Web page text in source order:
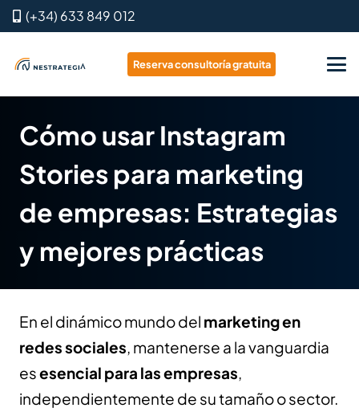
(+34) 633 849 012
Reserva consultoría gratuita
Cómo usar Instagram
Stories para marketing
de empresas: Estrategias
y mejores prácticas
En el dinámico mundo del marketing en
redes sociales, mantenerse a la vanguardia
esesencial para las empresas,
independientemente de su tamaño o sector.